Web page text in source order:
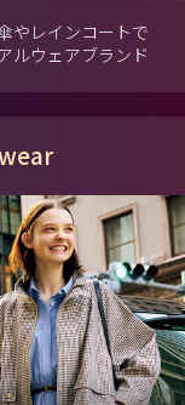
やレインコートで
ルウェアブランド